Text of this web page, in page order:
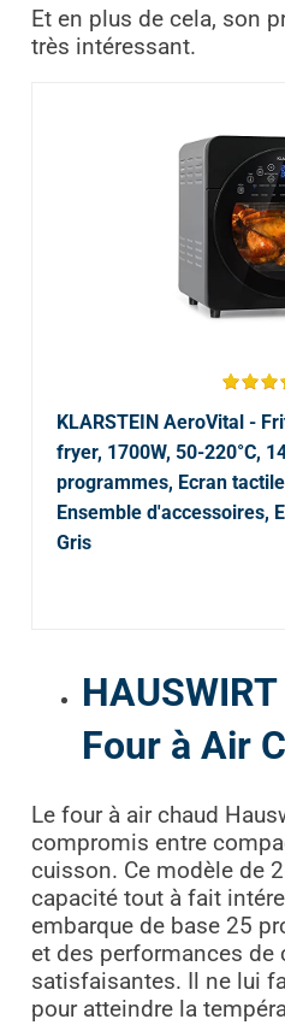
Et en plus de cela, son
très intéressant.
KLARSTEIN AeroVital -
fryer, 1700W, 50-220°C,
programmes, Ecran
Ensemble d'accessoires,
Gris
Four à Air
Le four à air chaud
compromis entre
cuisson. Ce modèle de
capacité tout à fait
embarque de base 25
et des performances de
satisfaisantes. Il ne lui
pour atteindre la